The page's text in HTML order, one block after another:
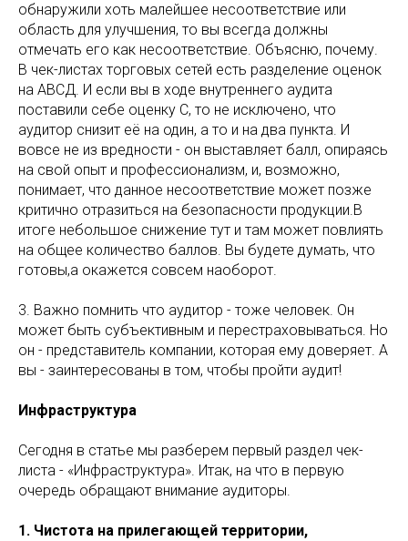
обнаружили хоть малейшее несоответствие или
область для улучшения, то вы всегда должны
отмечать его как несоответствие. Объясню, почему.
В чек-листах торговых сетей есть разделение оценок
на АВСД. И если вы в ходе внутреннего аудита
поставили себе оценку С, то не исключено, что
аудитор снизит её на один, а то и на два пункта. И
вовсе не из вредности - он выставляет балл, опираясь
на свой опыт и профессионализм, и, возможно,
понимает, что данное несоответствие может позже
критично отразиться на безопасности продукции.В
итоге небольшое снижение тут и там может повлиять
на общее количество баллов. Вы будете думать, что
готовы,а окажется совсем наоборот.
3. Важно помнить что аудитор - тоже человек. Он
может быть субъективным и перестраховываться. Но
он - представитель компании, которая ему доверяет. А
вы - заинтересованы в том, чтобы пройти аудит!
Инфраструктура
Сегодня в статье мы разберем первый раздел чек-
листа - «Инфраструктура». Итак, на что в первую
очередь обращают внимание аудиторы.
1. Чистота на прилегающей территории,